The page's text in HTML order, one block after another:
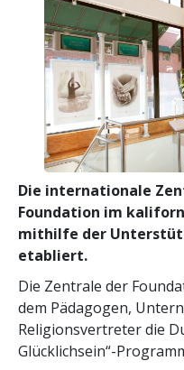
Die internationale
Foundation im
mithilfe der
etabliert.
Die Zentrale der
dem Pädagogen,
Religionsvertreter die
Glücklichsein“-